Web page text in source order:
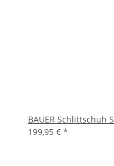
BAUER Schlittschuh
199,95 € *